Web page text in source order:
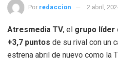
Por redaccion 2 abril,
Atresmedia TV, el grupo líder
+3,7 puntos de su rival con un
estrena abril de nuevo como la